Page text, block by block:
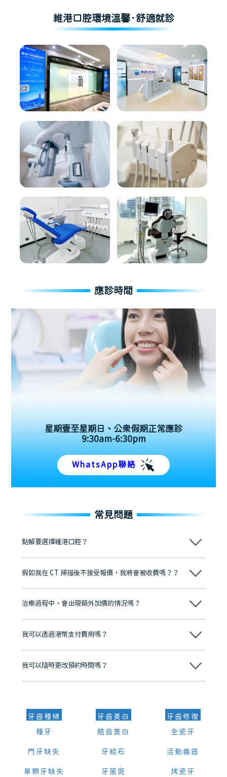
維港口腔環境溫馨·舒適就診
應診時間
星期壹至星期日、公眾假期正常應診
9:30am-6:30pm
WhatsApp聯絡
常見問題
點解要選擇維港口腔？
維港口腔踐行「醫道濟世」的大學校訓，各分院匯聚來自香港、內地的
牌」、「2025香港企業領袖品牌」，是諾貝爾種植系統全球放心植牙中
至今已服務超過三十個國家和地區的顧客，受到粵港澳大灣區及周邊城
市市民極高的口碑評價及信任推薦 珠海、深圳設有八大分院，香港亦設
有咨詢及服務保障中心，有任何問題都可以隨時預約免費咨詢，讓人十
假如我在 CT 掃描後不接受報價，我將會被收費嗎？？
不會！只要未開始實際服務之前，你不會被收取任何費用。
治療過程中，會出現額外加價的情況嗎？
不會，治療前我們會詳細說明治療方案及對應的價錢，顧客同意並簽字
我可以透過港幣支付費用嗎？
可以。維港口腔會按照當日匯率轉算收取費用，而匯率會及時告知客人
我可以隨時更改預約時間嗎？
可以，請盡早通過wechat或whatsapp聯絡我們，告知我們你原本預約
牙齒種植
種牙
門牙缺失
單顆牙缺失
牙齒美白
皓齒美白
牙結石
牙菌斑
牙齒修復
全瓷牙
活動義齒
烤瓷牙